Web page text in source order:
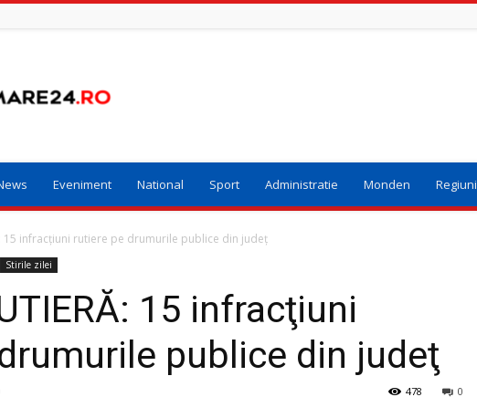
Eveniment National Sport Administratie Monden Regiuni
15 infracţiuni rutiere pe drumurile publice din judeţ
Stirile zilei
15 infracţiuni
publice din judeţ
0
478